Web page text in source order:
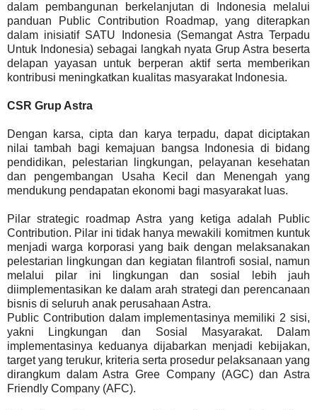
dalam pembangunan berkelanjutan di Indonesia melalui
panduan Public Contribution Roadmap, yang diterapkan
dalam inisiatif SATU Indonesia (Semangat Astra Terpadu
Untuk Indonesia) sebagai langkah nyata Grup Astra beserta
delapan yayasan untuk berperan aktif serta memberikan
kontribusi meningkatkan kualitas masyarakat Indonesia.
CSR Grup Astra
Dengan karsa, cipta dan karya terpadu, dapat diciptakan
nilai tambah bagi kemajuan bangsa Indonesia di bidang
pendidikan, pelestarian lingkungan, pelayanan kesehatan
dan pengembangan Usaha Kecil dan Menengah yang
mendukung pendapatan ekonomi bagi masyarakat luas.
Pilar strategic roadmap Astra yang ketiga adalah Public
Contribution. Pilar ini tidak hanya mewakili komitmen kuntuk
menjadi warga korporasi yang baik dengan melaksanakan
pelestarian lingkungan dan kegiatan filantrofi sosial, namun
melalui pilar ini lingkungan dan sosial lebih jauh
diimplementasikan ke dalam arah strategi dan perencanaan
bisnis di seluruh anak perusahaan Astra.
Public Contribution dalam implementasinya memiliki 2 sisi,
yakni Lingkungan dan Sosial Masyarakat. Dalam
implementasinya keduanya dijabarkan menjadi kebijakan,
target yang terukur, kriteria serta prosedur pelaksanaan yang
dirangkum dalam Astra Gree Company (AGC) dan Astra
Friendly Company (AFC).